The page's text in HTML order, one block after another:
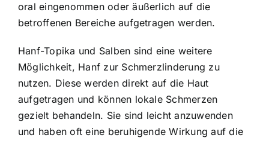
oral eingenommen oder äußerlich auf die
betroffenen Bereiche aufgetragen werden.
Hanf-Topika und Salben sind eine weitere
Möglichkeit, Hanf zur Schmerzlinderung zu
nutzen. Diese werden direkt auf die Haut
aufgetragen und können lokale Schmerzen
gezielt behandeln. Sie sind leicht anzuwenden
und haben oft eine beruhigende Wirkung auf die